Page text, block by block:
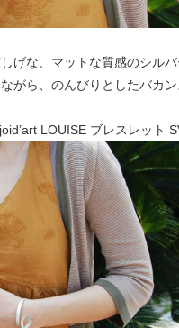
げな、マットな質感のシル
がら、のんびりとしたバカン
LOUISE ブレスレット